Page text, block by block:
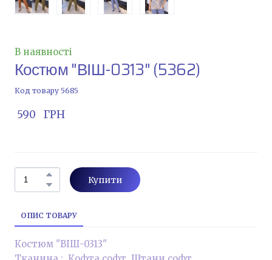
В наявності
Костюм "ВІШ-0313"(5362)
Код товару 5685
590   ГРН
Купити
ОПИС ТОВАРУ
Костюм "ВІШ-0313"